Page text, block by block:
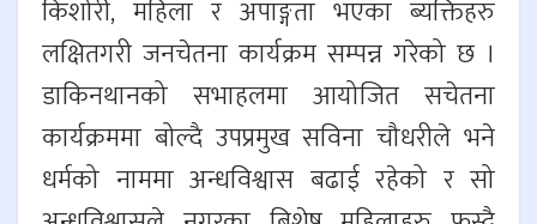
किशोरी, महिला र अपाङ्गता भएका ब्यक्तिहरु
लक्षितगरी जनचेतना कार्यक्रम सम्पन्न गरेको छ ।
डाकिनथानको सभाहलमा आयोजित सचेतना
कार्यक्रममा बोल्दै उपप्रमुख सविना चौधरीले भने
धर्मको नाममा अन्धविश्वास बढाई रहेको र सो